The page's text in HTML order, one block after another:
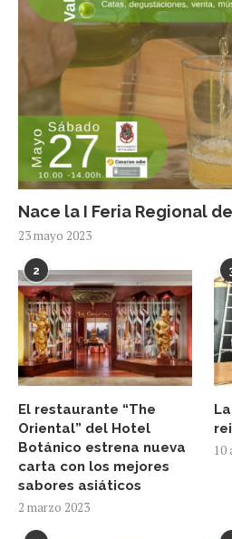
Nace la I Feria Regional
23 mayo 2023
2
El restaurante “The
Oriental” del Hotel
Botánico estrena nueva
carta con los mejores
sabores asiáticos
2 marzo 2023
10